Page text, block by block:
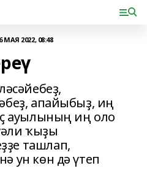
6 МАЯ 2022, 08:48
апайыбыҙ, иң
ауылының иң оло
ҡыҙы
ташлап,
ун көн дә үтеп